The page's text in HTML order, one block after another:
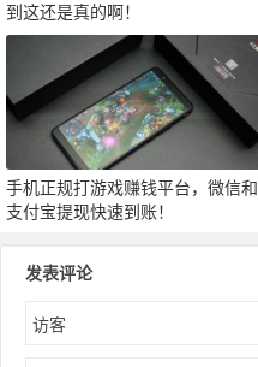
到这还是真的啊！
手机正规打游戏赚钱平台，微信和
支付宝提现快速到账！
发表评论